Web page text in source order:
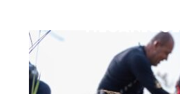
MÉCANIQUE